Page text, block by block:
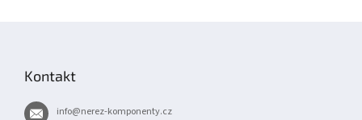
Kontakt
info@nerez-komponenty.cz